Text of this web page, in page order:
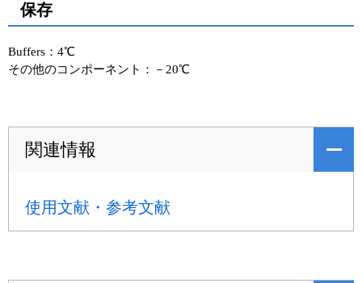
保存
Buffers：4℃
その他のコンポーネント：－20℃
関連情報
使用文献・参考文献